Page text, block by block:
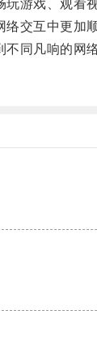
戏、观看视
交互中更加顺
同凡响的网络